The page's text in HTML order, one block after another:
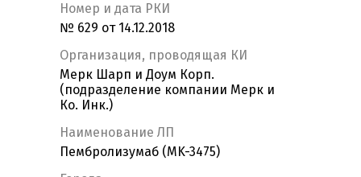
Номер и дата РКИ
№ 629 от 14.12.2018
Организация, проводящая КИ
Мерк Шарп и Доум Корп.
(подразделение компании Мерк и
Ко. Инк.)
Наименование ЛП
Пембролизумаб (MK-3475)